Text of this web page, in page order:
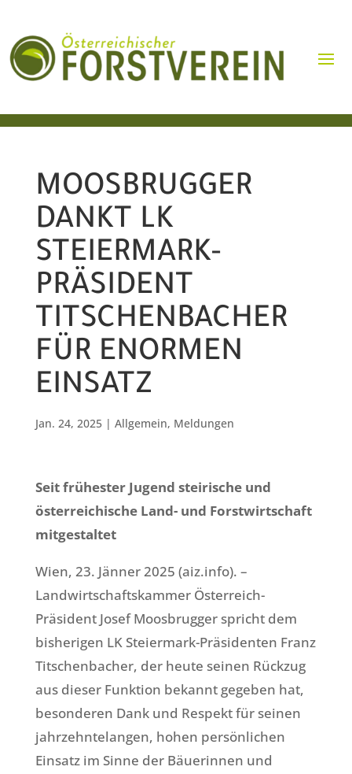
MOOSBRUGGER
DANKT LK
STEIERMARK-
PRÄSIDENT
TITSCHENBACHER
FÜR ENORMEN
EINSATZ
Jan. 24, 2025| Allgemein, Meldungen
Seit frühester Jugend steirische und
österreichische Land- und Forstwirtschaft
mitgestaltet
Wien, 23. Jänner 2025 (aiz.info). –
Landwirtschaftskammer Österreich-
Präsident Josef Moosbrugger spricht dem
bisherigen LK Steiermark-Präsidenten Franz
Titschenbacher, der heute seinen Rückzug
aus dieser Funktion bekannt gegeben hat,
besonderen Dank und Respekt für seinen
jahrzehntelangen, hohen persönlichen
Einsatz im Sinne der Bäuerinnen und